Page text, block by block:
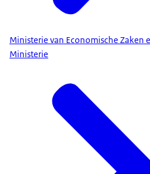
Ministerie van Economische Zaken
Ministerie